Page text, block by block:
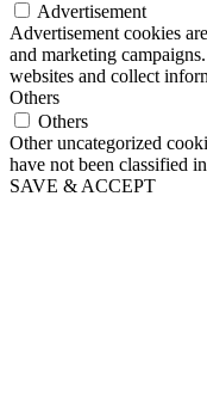
Advertisement
Advertisement cookies
and marketing
websites and collect
Others
Others
Other uncategorized
have not been classified
SAVE & ACCEPT